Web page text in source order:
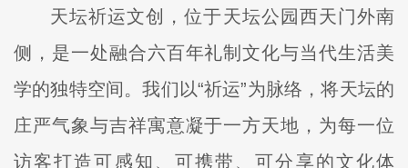
天坛祈运文创，位于天坛公园西天门外南
侧，是一处融合六百年礼制文化与当代生活美
学的独特空间。我们以“祈运”为脉络，将天坛的
庄严气象与吉祥寓意凝于一方天地，为每一位
访客打造可感知、可携带、可分享的文化体